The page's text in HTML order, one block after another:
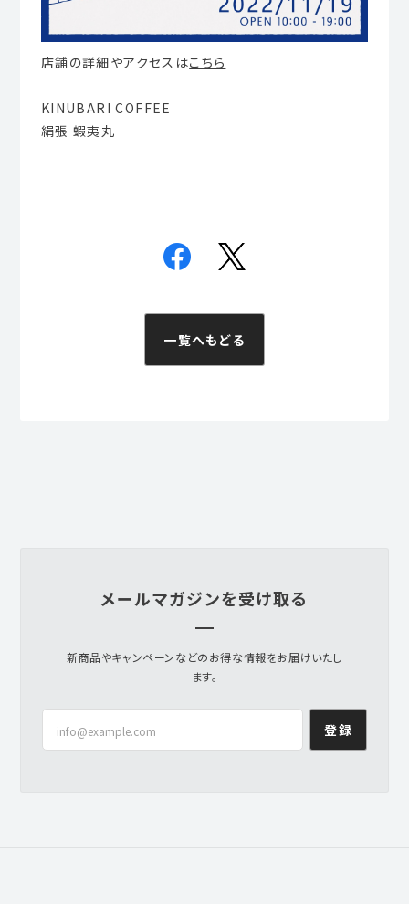
店舗の詳細やアクセスはこちら
KINUBARI COFFEE
絹張 蝦夷丸
一覧へもどる
メールマガジンを受け取る
新商品やキャンペーンなどのお得な情報をお届けいたし
ます。
登録